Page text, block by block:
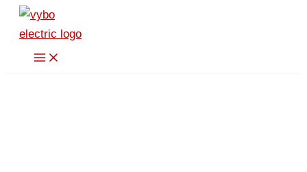
Hopp
rett